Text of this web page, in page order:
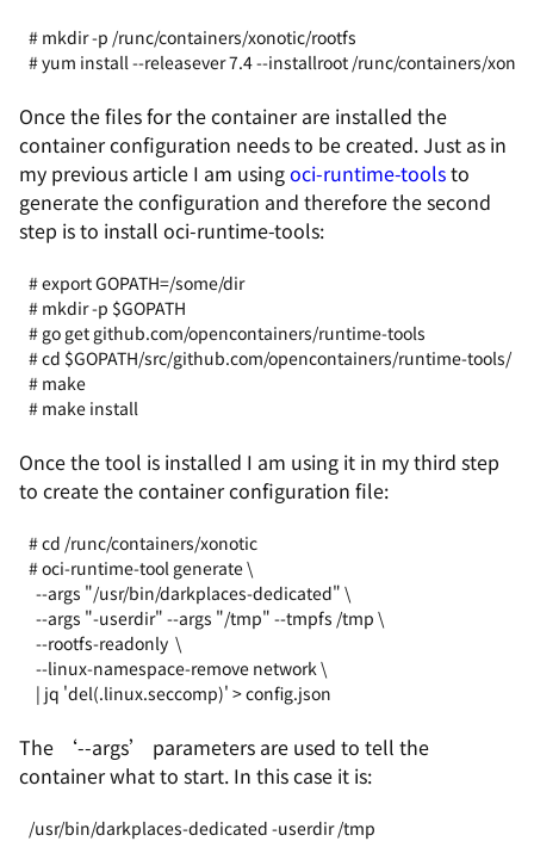
#️ mkdir -p /runc/containers/xonotic/rootfs
# yum install --releasever 7.4 --installroot /runc/containers/
Once the files for the container are installed the
container configuration needs to be created. Just as in
my previous article I am usingoci-runtime-toolsto
generate the configuration and therefore the second
step is to install oci-runtime-tools:
# export GOPATH=/some/dir
# mkdir -p $GOPATH
# go get github.com/opencontainers/runtime-tools
# cd $GOPATH/src/github.com/opencontainers/runtime-tools/
# make
# make install
Once the tool is installed I am using it in my third step
to create the container configuration file:
# cd /runc/containers/xonotic
# oci-runtime-tool generate \
--args "/usr/bin/darkplaces-dedicated" \
--args "-userdir" --args "/tmp" --tmpfs /tmp \
--rootfs-readonly  \
--linux-namespace-remove network \
| jq 'del(.linux.seccomp)' > config.json
The ‘--args’ parameters are used to tell the
container what to start. In this case it is:
/usr/bin/darkplaces-dedicated -userdir /tmp